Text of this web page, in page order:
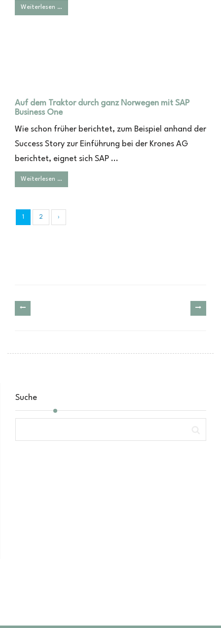
Weiterlesen …
Auf dem Traktor durch ganz Norwegen mit SAP
Business One
Wie schon früher berichtet, zum Beispiel anhand der
Success Story zur Einführung bei der Krones AG
berichtet, eignet sich SAP ...
Weiterlesen …
1 2 ›
Suche